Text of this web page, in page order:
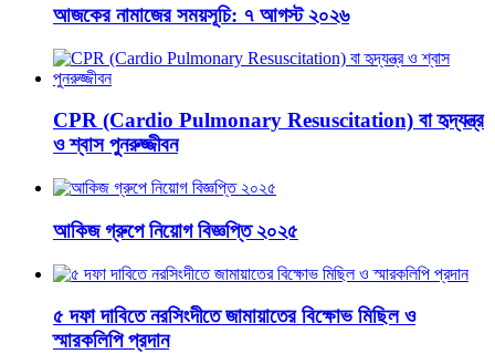
আজকের নামাজের সময়সূচি: ৭ আগস্ট ২০২৬
CPR (Cardio Pulmonary Resuscitation) বা হৃদ্‌যন্ত্র
ও শ্বাস পুনরুজ্জীবন
আকিজ গ্রুপে নিয়োগ বিজ্ঞপ্তি ২০২৫
৫ দফা দাবিতে নরসিংদীতে জামায়াতের বিক্ষোভ মিছিল ও
স্মারকলিপি প্রদান